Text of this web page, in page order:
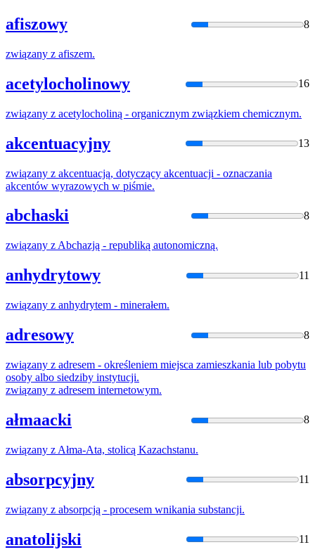
afiszowy 8
związany z afiszem.
acetylocholinowy 16
związany z acetylocholiną - organicznym związkiem chemicznym.
akcentuacyjny 13
związany z akcentuacją, dotyczący akcentuacji - oznaczania
akcentów wyrazowych w piśmie.
abchaski 8
związany z Abchazją - republiką autonomiczną.
anhydrytowy 11
związany z anhydrytem - minerałem.
adresowy 8
związany z adresem - określeniem miejsca zamieszkania lub pobytu
osoby albo siedziby instytucji.
związany z adresem internetowym.
ałmaacki 8
związany z Ałma-Ata, stolicą Kazachstanu.
absorpcyjny 11
związany z absorpcją - procesem wnikania substancji.
anatolijski 11